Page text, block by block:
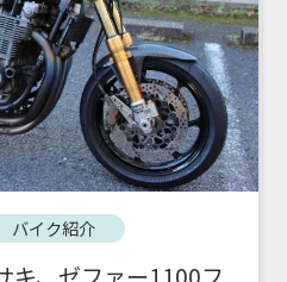
バイク紹介
キ、ゼファー1100フ